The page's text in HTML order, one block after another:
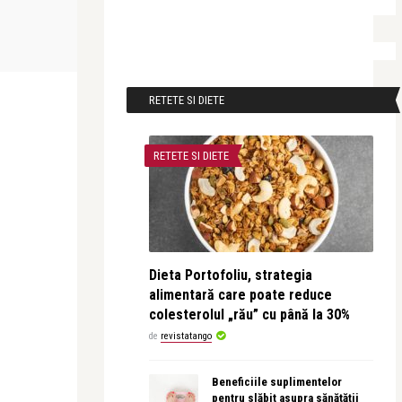
RETETE SI DIETE
RETETE SI DIETE
Dieta Portofoliu, strategia
alimentară care poate reduce
colesterolul „rău” cu până la 30%
de revistatango
Beneficiile suplimentelor
pentru slăbit asupra sănătății